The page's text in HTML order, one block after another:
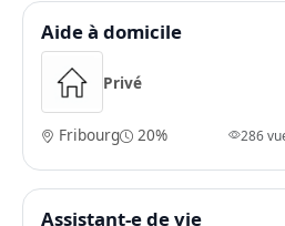
Aide à domicile
Privé
Fribourg 20% 286
Assistant-e de vie